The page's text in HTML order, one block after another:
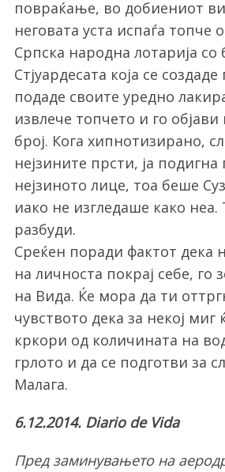
повраќање, во добиениот
неговата уста испаѓа топче
Српска народна лотарија со
Стјуардесата која се
подаде своите уредно
извлече топчето и го
број. Кога хипнотизирано,
нејзините прсти, ја подигна
нејзиното лице, тоа беше
иако не изгледаше како неа.
разбуди.
Среќен поради фактот дека
на личноста покрај себе, го
на Вида. Ќе мора да ти
чувството дека за некој миг
кркори од количината на
грлото и да се подготви за
Малага.
6.12.2014. Diario de Vida
Пред заминувањето на